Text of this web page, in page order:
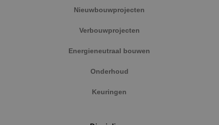
Nieuwbouwprojecten
Verbouwprojecten
Energieneutraal bouwen
Onderhoud
Keuringen
VISITOR_PRIVACY_METADATA